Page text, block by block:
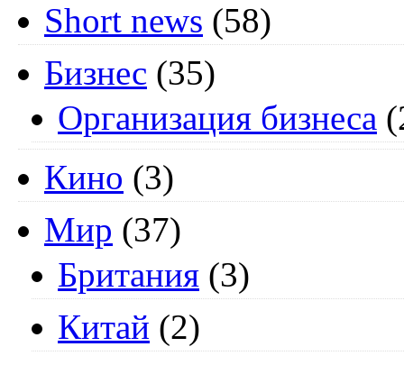
Short news (58)
Бизнес (35)
Организация бизнеса
Кино (3)
Мир (37)
Британия (3)
Китай (2)